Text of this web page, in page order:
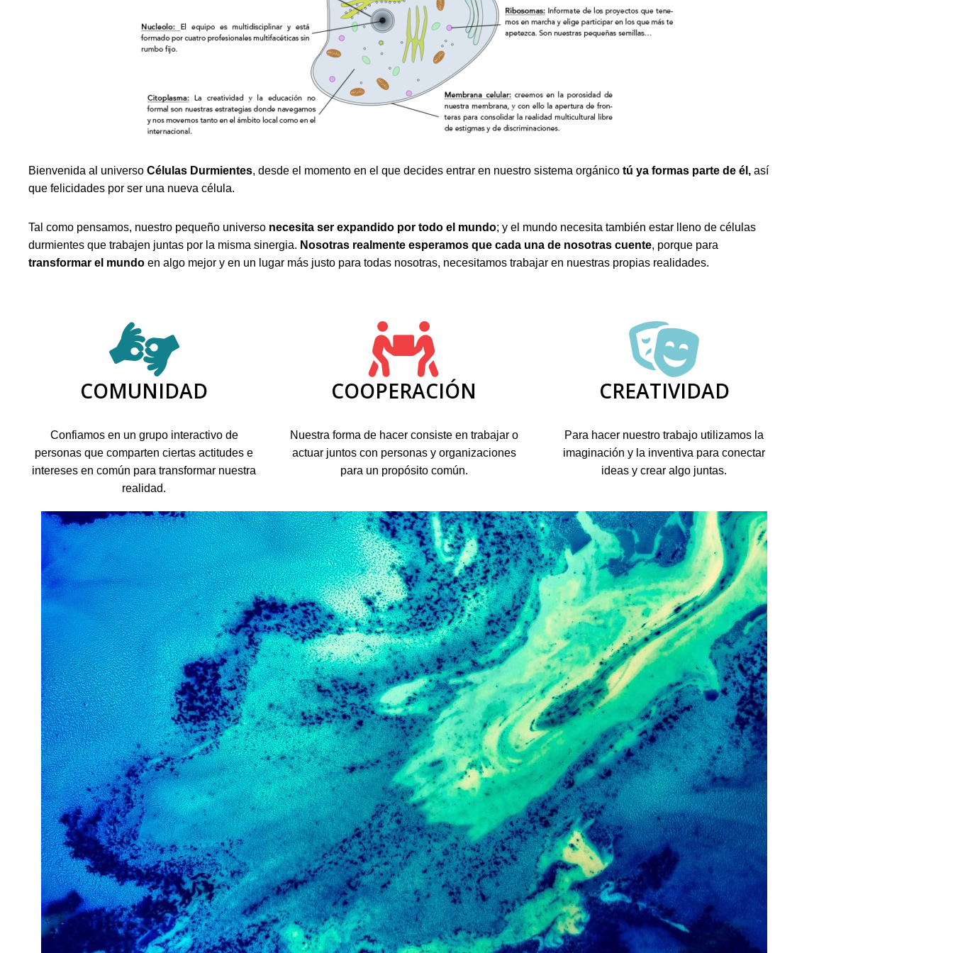
Bienvenida al universo Células Durmientes, desde el momento en el que decides entrar en nuestro sistema orgánico tú ya formas parte de él, así
que felicidades por ser una nueva célula.
Tal como pensamos, nuestro pequeño universo necesita ser expandido por todo el mundo; y el mundo necesita también estar lleno de células
durmientes que trabajen juntas por la misma sinergia. Nosotras realmente esperamos que cada una de nosotras cuente, porque para
transformar el mundo en algo mejor y en un lugar más justo para todas nosotras, necesitamos trabajar en nuestras propias realidades.
COMUNIDAD
Confiamos en un grupo interactivo de
personas que comparten ciertas actitudes e
intereses en común para transformar nuestra
realidad.
COOPERACIÓN
Nuestra forma de hacer consiste en trabajar o
actuar juntos con personas y organizaciones
para un propósito común.
CREATIVIDAD
Para hacer nuestro trabajo utilizamos la
imaginación y la inventiva para conectar
ideas y crear algo juntas.